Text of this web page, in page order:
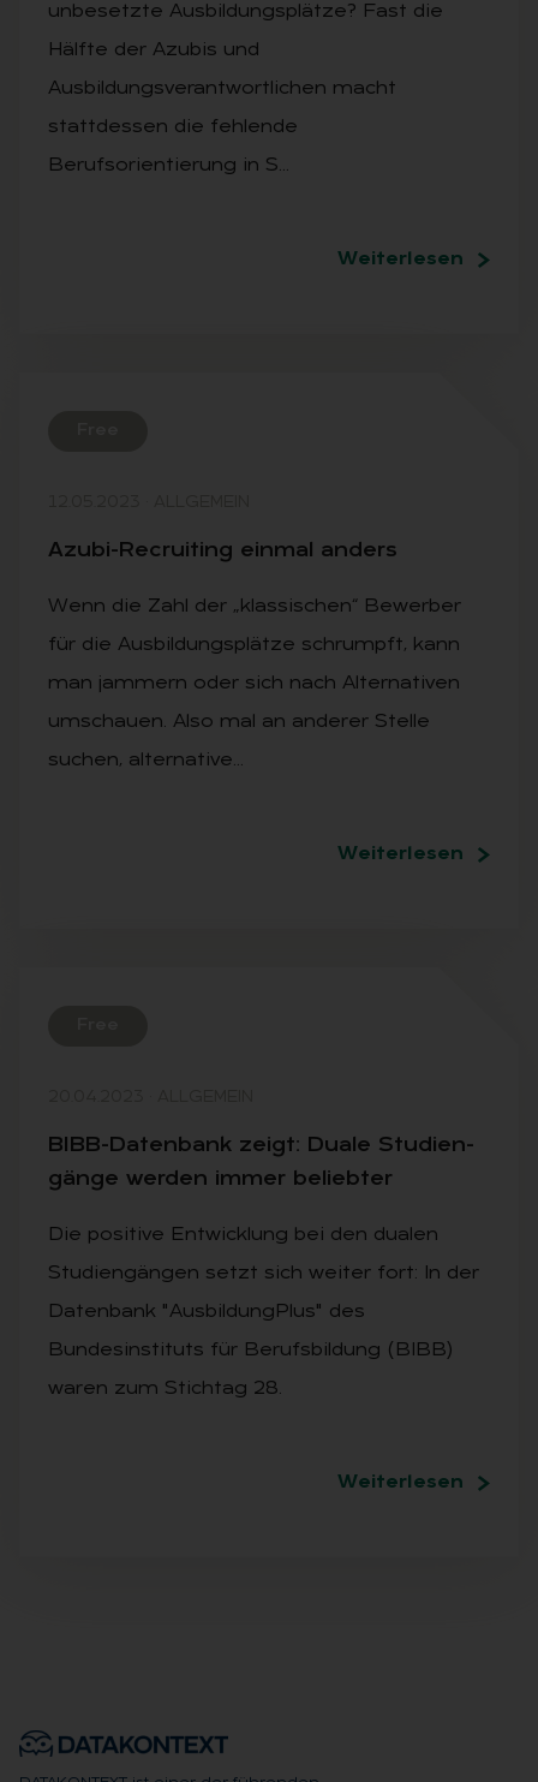
unbesetzte Ausbildungsplätze? Fast die
Hälfte der Azubis und
Ausbildungsverantwortlichen macht
stattdessen die fehlende
Berufsorientierung in S…
Weiterlesen
Azu­bi-Re­crui­t­ing ein­mal an­ders
Wenn die Zahl der „klassischen“ Bewerber
für die Ausbildungsplätze schrumpft, kann
man jammern oder sich nach Alternativen
umschauen. Also mal an anderer Stelle
suchen, alternative…
Weiterlesen
BIBB-Da­ten­bank zeigt: Dua­le Stu­di­en­
gän­ge wer­den im­mer be­lieb­ter
Die positive Entwicklung bei den dualen
Studiengängen setzt sich weiter fort: In der
Datenbank "AusbildungPlus" des
Bundesinstituts für Berufsbildung (BIBB)
waren zum Stichtag 28.
Weiterlesen